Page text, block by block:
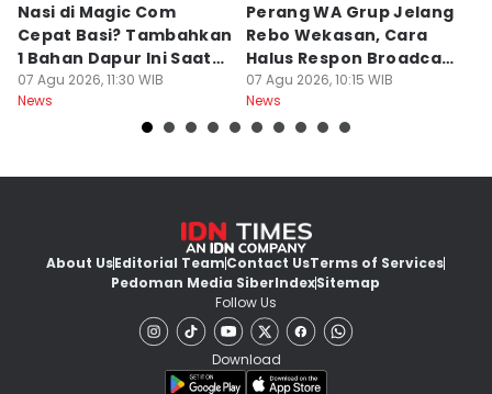
Nasi di Magic Com
Cepat Basi? Tambahkan
1 Bahan Dapur Ini Saat
Menanak, Awet 2 Hari
07 Agu 2026, 11:30 WIB
News
Perang WA Grup Jelang
Rebo Wekasan, Cara
Halus Respon Broadcast
Parno
07 Agu 2026, 10:15 WIB
News
About UsEditorial TeamContact UsTerms of Services
Pedoman Media SiberIndexSitemap
Follow Us
Download